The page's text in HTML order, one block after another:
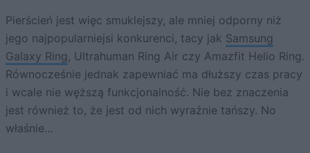
Pierścień jest więc smuklejszy, ale mniej odporny niż
jego najpopularniejsi konkurenci, tacy jak Samsung
Galaxy Ring , Ultrahuman Ring Air czy Amazfit Helio Ring.
Równocześnie jednak zapewniać ma dłuższy czas pracy
i wcale nie węższą funkcjonalność. Nie bez znaczenia
jest również to, że jest od nich wyraźnie tańszy. No
właśnie…